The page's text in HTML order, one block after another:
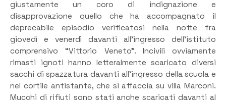
giustamente un coro di indignazione e
disapprovazione quello che ha accompagnato il
deprecabile episodio verificatosi nella notte fra
giovedì e venerdì davanti all’ingresso dell’istituto
comprensivo “Vittorio Veneto”. Incivili ovviamente
rimasti ignoti hanno letteralmente scaricato diversi
sacchi di spazzatura davanti all’ingresso della scuola e
nel cortile antistante, che si affaccia su villa Marconi.
Mucchi di rifiuti sono stati anche scaricati davanti al